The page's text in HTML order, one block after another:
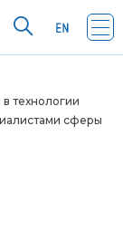
технологии
сферы